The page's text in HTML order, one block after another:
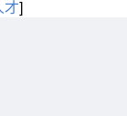
才]